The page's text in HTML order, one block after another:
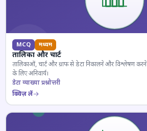
MCQ मध्यम
तालिका और चार्ट
तालिकाओं, चार्ट और ग्राफ से डेटा निकालने और विश्लेषण करने
के लिए अनिवार्य।
डेटा व्याख्या प्रश्नोत्तरी
क्विज़ लें